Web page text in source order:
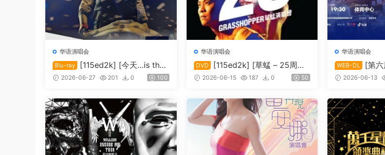
华语演唱会
Blu-ray
[115ed2k] [今天…is the
Day 刘德华巡回演唱会][Blu-ray
2026-06-27 201 0 100
华语演唱会
DVD
[115ed2k] [草蜢 – 25周年
演唱会2010 Karaoke][ISO/6.76
2026-06-15 187 0 50
华语演唱会
WEB-DL
[第
会·青春湘潭
2026-06-13